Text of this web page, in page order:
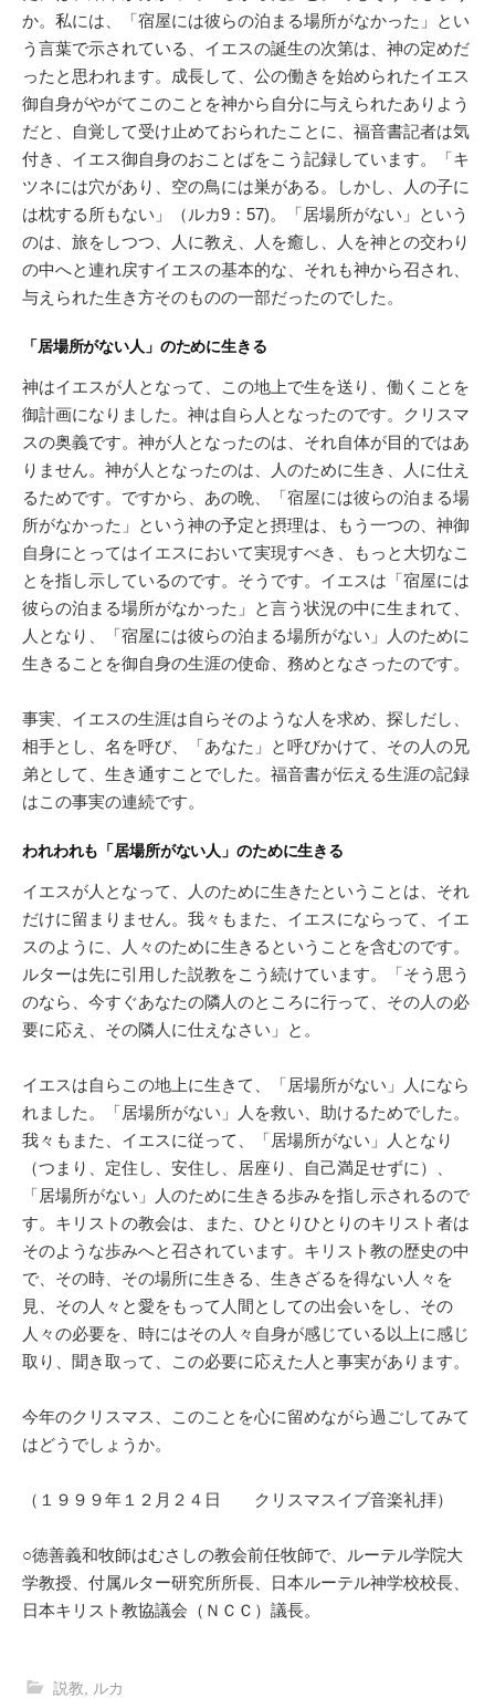
か。私には、「宿屋には彼らの泊まる場所がなかった」とい
う言葉で示されている、イエスの誕生の次第は、神の定めだ
ったと思われます。成長して、公の働きを始められたイエス
御自身がやがてこのことを神から自分に与えられたありよう
だと、自覚して受け止めておられたことに、福音書記者は気
付き、イエス御自身のおことばをこう記録しています。「キ
ツネには穴があり、空の鳥には巣がある。しかし、人の子に
は枕する所もない」（ルカ9：57)。「居場所がない」という
のは、旅をしつつ、人に教え、人を癒し、人を神との交わり
の中へと連れ戻すイエスの基本的な、それも神から召され、
与えられた生き方そのものの一部だったのでした。
「居場所がない人」のために生きる
神はイエスが人となって、この地上で生を送り、働くことを
御計画になりました。神は自ら人となったのです。クリスマ
スの奥義です。神が人となったのは、それ自体が目的ではあ
りません。神が人となったのは、人のために生き、人に仕え
るためです。ですから、あの晩、「宿屋には彼らの泊まる場
所がなかった」という神の予定と摂理は、もう一つの、神御
自身にとってはイエスにおいて実現すべき、もっと大切なこ
とを指し示しているのです。そうです。イエスは「宿屋には
彼らの泊まる場所がなかった」と言う状況の中に生まれて、
人となり、「宿屋には彼らの泊まる場所がない」人のために
生きることを御自身の生涯の使命、務めとなさったのです。
事実、イエスの生涯は自らそのような人を求め、探しだし、
相手とし、名を呼び、「あなた」と呼びかけて、その人の兄
弟として、生き通すことでした。福音書が伝える生涯の記録
はこの事実の連続です。
われわれも「居場所がない人」のために生きる
イエスが人となって、人のために生きたということは、それ
だけに留まりません。我々もまた、イエスにならって、イエ
スのように、人々のために生きるということを含むのです。
ルターは先に引用した説教をこう続けています。「そう思う
のなら、今すぐあなたの隣人のところに行って、その人の必
要に応え、その隣人に仕えなさい」と。
イエスは自らこの地上に生きて、「居場所がない」人になら
れました。「居場所がない」人を救い、助けるためでした。
我々もまた、イエスに従って、「居場所がない」人となり
（つまり、定住し、安住し、居座り、自己満足せずに）、
「居場所がない」人のために生きる歩みを指し示されるので
す。キリストの教会は、また、ひとりひとりのキリスト者は
そのような歩みへと召されています。キリスト教の歴史の中
で、その時、その場所に生きる、生きざるを得ない人々を
見、その人々と愛をもって人間としての出会いをし、その
人々の必要を、時にはその人々自身が感じている以上に感じ
取り、聞き取って、この必要に応えた人と事実があります。
今年のクリスマス、このことを心に留めながら過ごしてみて
はどうでしょうか。
（１９９９年１２月２４日 クリスマスイブ音楽礼拝）
○徳善義和牧師はむさしの教会前任牧師で、ルーテル学院大
学教授、付属ルター研究所所長、日本ルーテル神学校校長、
日本キリスト教協議会（ＮＣＣ）議長。
説教 ルカ